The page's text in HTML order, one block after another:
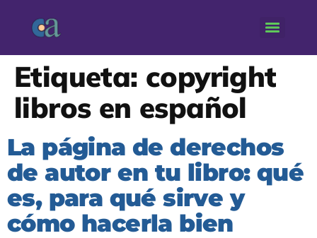
Etiqueta: copyright
libros en español
La página de derechos
de autor en tu libro: qué
es, para qué sirve y
cómo hacerla bien